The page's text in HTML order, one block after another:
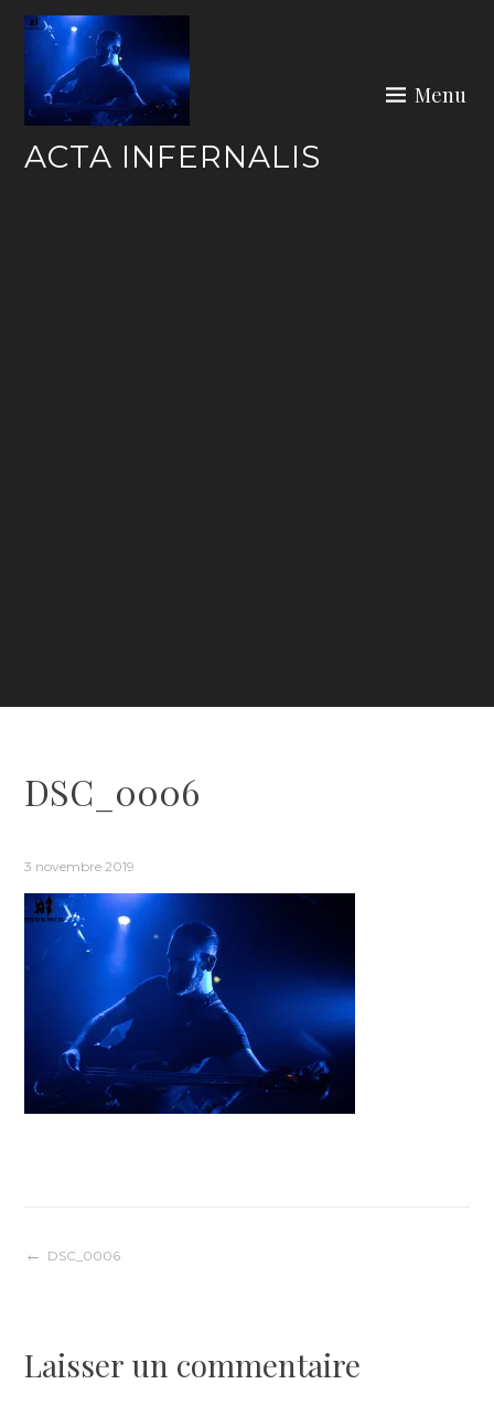
Skip
content
ACTA INFERNALIS
Menu
DSC_0006
3 novembre 2019
Navigation
l’article
DSC_0006
Laisser un commentaire